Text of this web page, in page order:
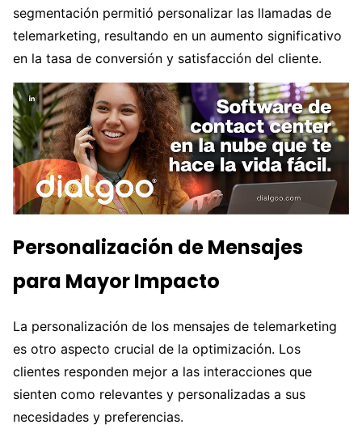
segmentación permitió personalizar las llamadas de
telemarketing, resultando en un aumento significativo
en la tasa de conversión y satisfacción del cliente.
Personalización de Mensajes
para Mayor Impacto
La personalización de los mensajes de telemarketing
es otro aspecto crucial de la optimización. Los
clientes responden mejor a las interacciones que
sienten como relevantes y personalizadas a sus
necesidades y preferencias.